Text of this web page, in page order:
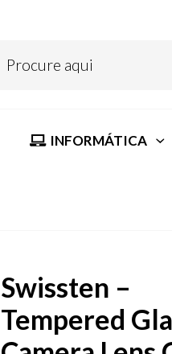
INFORMÁTICA
Swissten –
Tempered